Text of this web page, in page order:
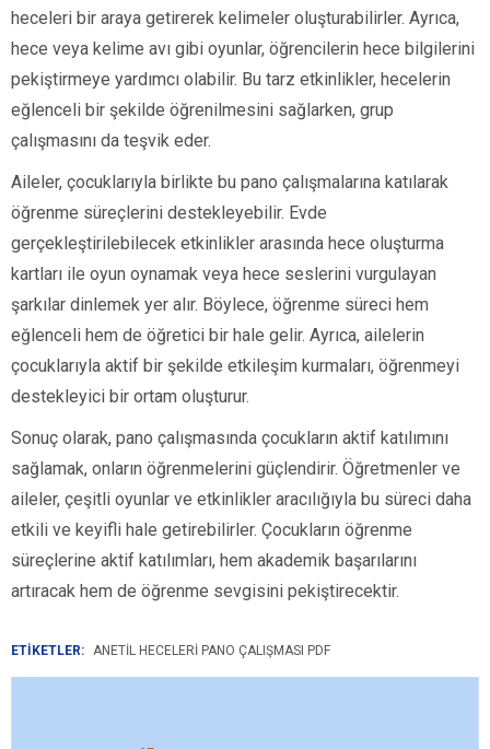
heceleri bir araya getirerek kelimeler oluşturabilirler. Ayrıca,
hece veya kelime avı gibi oyunlar, öğrencilerin hece bilgilerini
pekiştirmeye yardımcı olabilir. Bu tarz etkinlikler, hecelerin
eğlenceli bir şekilde öğrenilmesini sağlarken, grup
çalışmasını da teşvik eder.
Aileler, çocuklarıyla birlikte bu pano çalışmalarına katılarak
öğrenme süreçlerini destekleyebilir. Evde
gerçekleştirilebilecek etkinlikler arasında hece oluşturma
kartları ile oyun oynamak veya hece seslerini vurgulayan
şarkılar dinlemek yer alır. Böylece, öğrenme süreci hem
eğlenceli hem de öğretici bir hale gelir. Ayrıca, ailelerin
çocuklarıyla aktif bir şekilde etkileşim kurmaları, öğrenmeyi
destekleyici bir ortam oluşturur.
Sonuç olarak, pano çalışmasında çocukların aktif katılımını
sağlamak, onların öğrenmelerini güçlendirir. Öğretmenler ve
aileler, çeşitli oyunlar ve etkinlikler aracılığıyla bu süreci daha
etkili ve keyifli hale getirebilirler. Çocukların öğrenme
süreçlerine aktif katılımları, hem akademik başarılarını
artıracak hem de öğrenme sevgisini pekiştirecektir.
ETİKETLER: ANETİL HECELERI PANO ÇALIŞMASI PDF